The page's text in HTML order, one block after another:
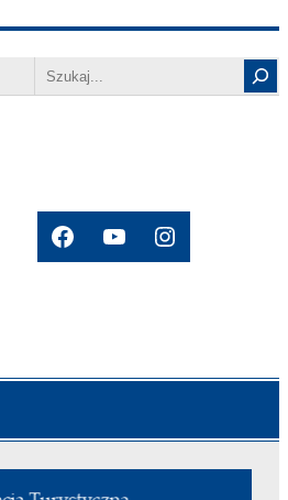
Search
Facebook
YouTubeInstagram